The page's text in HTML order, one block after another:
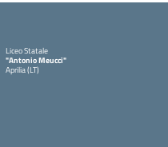
Liceo Statale
"Antonio Meucci"
Aprilia (LT)